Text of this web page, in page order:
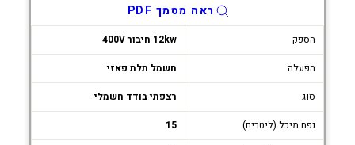
ראה מסמך PDF
הספק
12kw חיבור 400V
הפעלה
חשמל תלת פאזי
סוג
רצפתי בודד חשמלי
נפח מיכל (ליטרים)
15